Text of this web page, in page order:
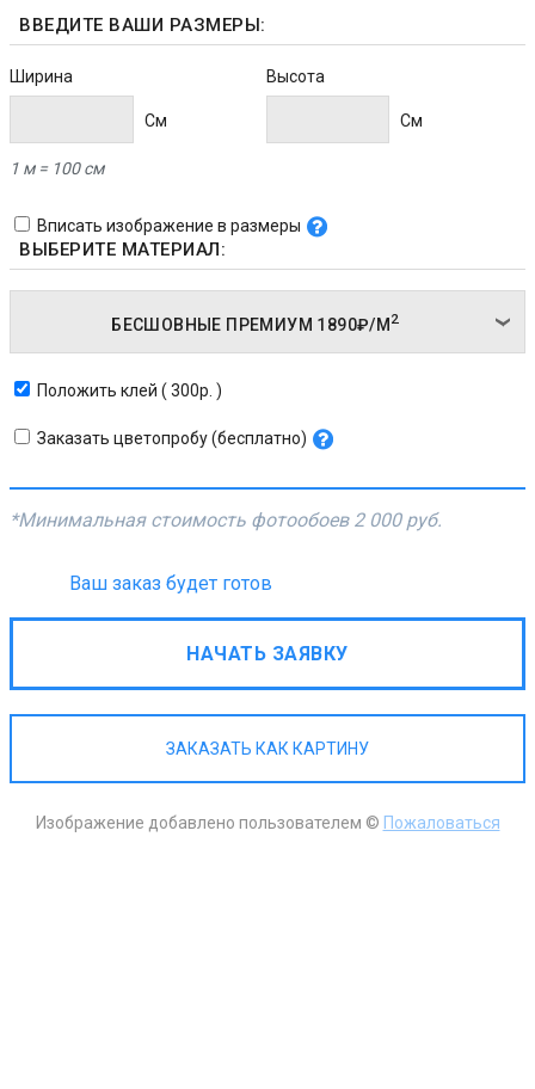
ВВЕДИТЕ ВАШИ РАЗМЕРЫ:
Ширина
Cм
Высота
Cм
1 м = 100 см
Вписать изображение в размеры
ВЫБЕРИТЕ МАТЕРИАЛ:
БЕСШОВНЫЕ ПРЕМИУМ 1890₽/М 2
Положить клей ( 300р. )
Заказать цветопробу (бесплатно)
*Минимальная стоимость фотообоев 2 000 руб.
Ваш заказ будет готов
НАЧАТЬ ЗАЯВКУ
ЗАКАЗАТЬ КАК КАРТИНУ
Изображение добавлено пользователем © Пожаловаться